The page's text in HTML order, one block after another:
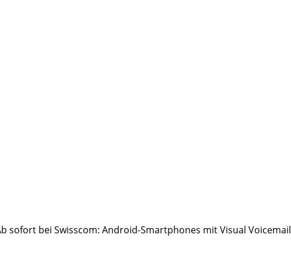
sofort bei Swisscom: Android-Smartphones mit Visual Voicemail